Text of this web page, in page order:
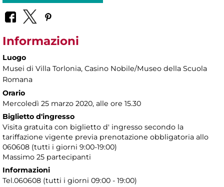
Informazioni
Luogo
Musei di Villa Torlonia, Casino Nobile/Museo della Scuola
Romana
Orario
Mercoledì 25 marzo 2020, alle ore 15.30
Biglietto d'ingresso
Visita gratuita con biglietto d' ingresso secondo la
tariffazione vigente previa prenotazione obbligatoria allo
060608 (tutti i giorni 9:00-19:00)
Massimo 25 partecipanti
Informazioni
Tel.060608 (tutti i giorni 09:00 - 19:00)